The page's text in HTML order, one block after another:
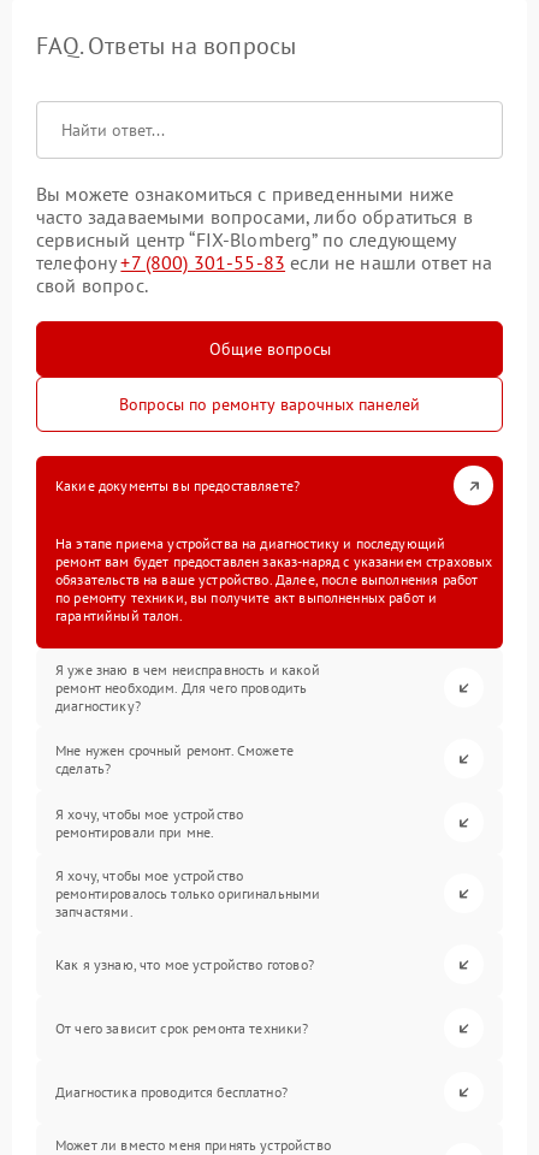
FAQ. Ответы на вопросы
Вы можете ознакомиться с приведенными ниже
часто задаваемыми вопросами, либо обратиться в
сервисный центр “FIX-Blomberg” по следующему
телефону+7 (800) 301-55-83 если не нашли ответ на
свой вопрос.
Общие вопросы
Вопросы по ремонту варочных панелей
Какие документы вы предоставляете?
На этапе приема устройства на диагностику и последующий
ремонт вам будет предоставлен заказ-наряд с указанием страховых
обязательств на ваше устройство. Далее, после выполнения работ
по ремонту техники, вы получите акт выполненных работ и
гарантийный талон.
Я уже знаю в чем неисправность и какой
ремонт необходим. Для чего проводить
диагностику?
Мне нужен срочный ремонт. Сможете
сделать?
Я хочу, чтобы мое устройство
ремонтировали при мне.
Я хочу, чтобы мое устройство
ремонтировалось только оригинальными
запчастями.
Как я узнаю, что мое устройство готово?
От чего зависит срок ремонта техники?
Диагностика проводится бесплатно?
Может ли вместо меня принять устройство